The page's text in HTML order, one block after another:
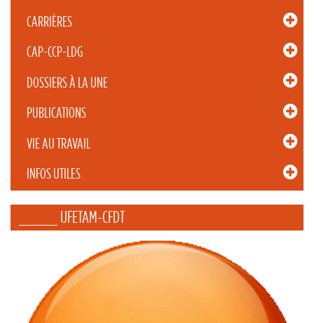
CARRIÈRES
CAP-CCP-LDG
DOSSIERS À LA UNE
PUBLICATIONS
VIE AU TRAVAIL
INFOS UTILES
_____ UFETAM-CFDT